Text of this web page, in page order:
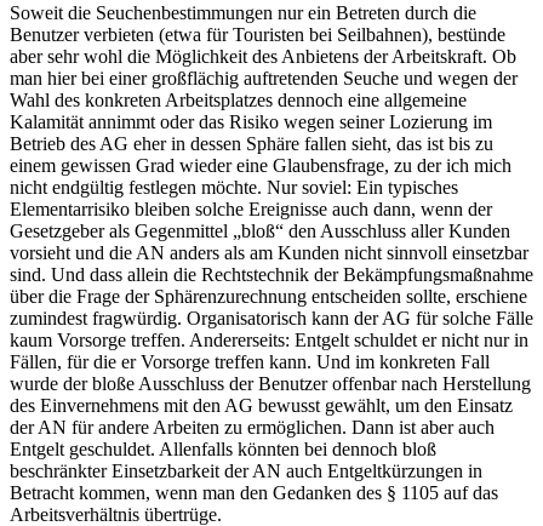
Soweit die Seuchenbestimmungen nur ein Betreten durch die
Benutzerverbieten (etwa für Touristen bei Seilbahnen), bestünde
aber sehr wohl die Möglichkeit des Anbietens der Arbeitskraft. Ob
man hier bei einer großflächig auftretenden Seuche und wegen der
Wahl des konkreten Arbeitsplatzes dennoch eine allgemeine
Kalamität annimmt oder das Risiko wegen seiner Lozierung im
Betrieb des AG eher in dessen Sphäre fallen sieht, das ist bis zu
einem gewissen Grad wieder eine Glaubensfrage, zu der ich mich
nicht endgültig festlegen möchte. Nur soviel: Ein typisches
Elementarrisiko bleiben solche Ereignisse auch dann, wenn der
Gesetzgeber als Gegenmittel „bloß“ den Ausschluss aller Kunden
vorsieht und die AN anders als am Kunden nicht sinnvoll einsetzbar
sind. Und dass allein die Rechtstechnik der Bekämpfungsmaßnahme
über die Frage der Sphärenzurechnung entscheiden sollte, erschiene
zumindest fragwürdig. Organisatorisch kann der AG für solche Fälle
kaum Vorsorge treffen. Andererseits: Entgelt schuldet er nicht nur in
Fällen, für die er Vorsorge treffen kann. Und im konkreten Fall
wurde der bloße Ausschluss der Benutzer offenbar nach Herstellung
des Einvernehmens mit den AG bewusst gewählt, um den Einsatz
der AN für andere Arbeiten zu ermöglichen. Dann ist aber auch
Entgelt geschuldet. Allenfalls könnten bei dennoch bloß
beschränkter Einsetzbarkeit der AN auch Entgeltkürzungen in
Betracht kommen, wenn man den Gedanken des § 1105 auf das
Arbeitsverhältnis übertrüge.